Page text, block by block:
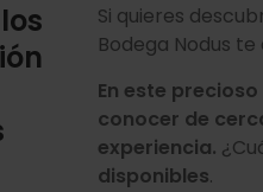
Si quieres
Bodega Nodus
En este
conocer de
experiencia.
disponibles.